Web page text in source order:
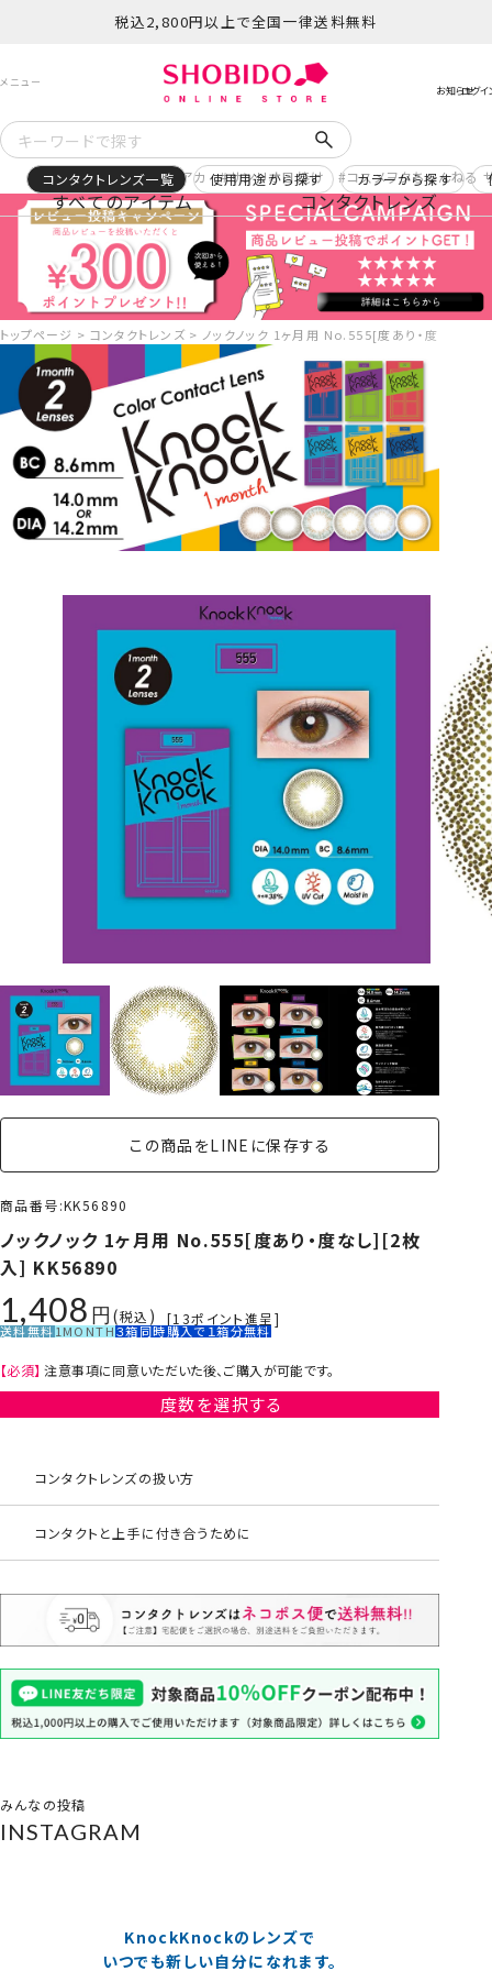
税込2,800円以上で全国一律送料無料
予約 再入荷 ヒロアカ サンリオ日焼け コスメヲタちゃんねる
すべてのアイテム コンタクトレンズ
コンタクトレンズ一覧 使用用途から探す カラーから探す
トップページ コンタクトレンズ ノックノック 1ヶ月用 No.555[度あり・度なし
この商品をLINEに保存する
商品番号 KK56890
ノックノック 1ヶ月用 No.555[度あり・度なし][2枚
入] KK56890
1,408 税込 [13ポイント進呈]
送料無料1MONTH３箱同時購入で１箱分無料
【必須】 注意事項に同意いただいた後、ご購入が可能です。
度数を選択する
コンタクトレンズの扱い方
コンタクトと上手に付き合うために
みんなの投稿
INSTAGRAM
KnockKnockのレンズで
いつでも新しい自分になれます。